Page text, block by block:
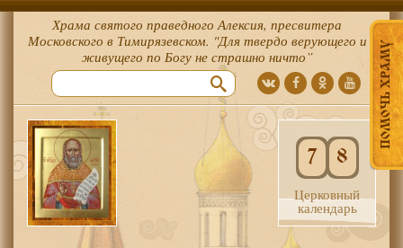
ПОМОЧЬ ХРАМУ
Храма святого праведного Алексия, пресвитера
Московского в Тимирязевском. "Для твердо верующего и
живущего по Богу не страшно ничто”
7 8
Церковный
календарь